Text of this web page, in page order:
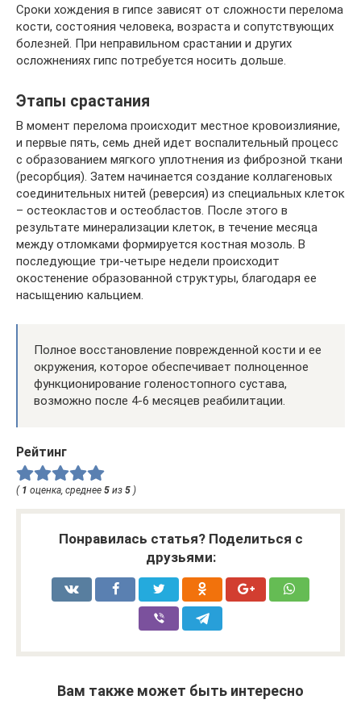
Сроки хождения в гипсе зависят от сложности перелома
кости, состояния человека, возраста и сопутствующих
болезней. При неправильном срастании и других
осложнениях гипс потребуется носить дольше.
Этапы срастания
В момент перелома происходит местное кровоизлияние,
и первые пять, семь дней идет воспалительный процесс
с образованием мягкого уплотнения из фиброзной ткани
(ресорбция). Затем начинается создание коллагеновых
соединительных нитей (реверсия) из специальных клеток
– остеокластов и остеобластов. После этого в
результате минерализации клеток, в течение месяца
между отломками формируется костная мозоль. В
последующие три-четыре недели происходит
окостенение образованной структуры, благодаря ее
насыщению кальцием.
Полное восстановление поврежденной кости и ее
окружения, которое обеспечивает полноценное
функционирование голеностопного сустава,
возможно после 4-6 месяцев реабилитации.
Рейтинг
( 1 оценка, среднее 5 из 5 )
Понравилась статья? Поделиться с
друзьями:
Вам также может быть интересно